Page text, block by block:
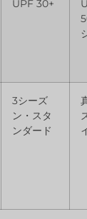
UPF 30+
3シーズ
ン・スタ
ンダード